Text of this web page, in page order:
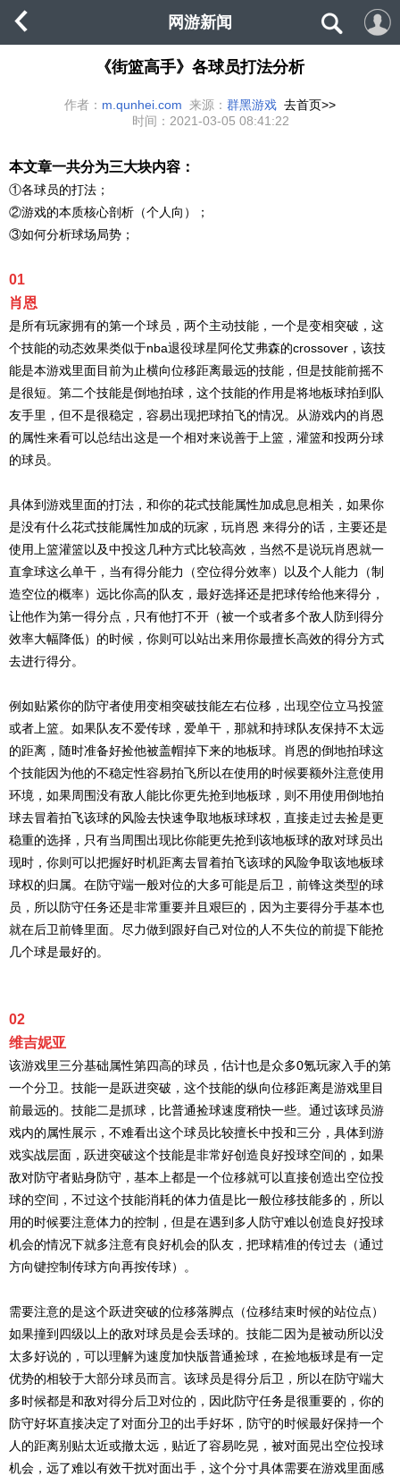
网游新闻
《街篮高手》各球员打法分析
作者： m.qunhei.com 来源： 群黑游戏 去首页>>
时间： 2021-03-05 08:41:22
本文章一共分为三大块内容：
①各球员的打法；
②游戏的本质核心剖析（个人向）；
③如何分析球场局势；
01
肖恩
是所有玩家拥有的第一个球员，两个主动技能，一个是变相突破，这
个技能的动态效果类似于nba退役球星阿伦艾弗森的crossover，该技
能是本游戏里面目前为止横向位移距离最远的技能，但是技能前摇不
是很短。第二个技能是倒地拍球，这个技能的作用是将地板球拍到队
友手里，但不是很稳定，容易出现把球拍飞的情况。从游戏内的肖恩
的属性来看可以总结出这是一个相对来说善于上篮，灌篮和投两分球
的球员。
具体到游戏里面的打法，和你的花式技能属性加成息息相关，如果你
是没有什么花式技能属性加成的玩家，玩肖恩 来得分的话，主要还是
使用上篮灌篮以及中投这几种方式比较高效，当然不是说玩肖恩就一
直拿球这么单干，当有得分能力（空位得分效率）以及个人能力（制
造空位的概率）远比你高的队友，最好选择还是把球传给他来得分，
让他作为第一得分点，只有他打不开（被一个或者多个敌人防到得分
效率大幅降低）的时候，你则可以站出来用你最擅长高效的得分方式
去进行得分。
例如贴紧你的防守者使用变相突破技能左右位移，出现空位立马投篮
或者上篮。如果队友不爱传球，爱单干，那就和持球队友保持不太远
的距离，随时准备好捡他被盖帽掉下来的地板球。肖恩的倒地拍球这
个技能因为他的不稳定性容易拍飞所以在使用的时候要额外注意使用
环境，如果周围没有敌人能比你更先抢到地板球，则不用使用倒地拍
球去冒着拍飞该球的风险去快速争取地板球球权，直接走过去捡是更
稳重的选择，只有当周围出现比你能更先抢到该地板球的敌对球员出
现时，你则可以把握好时机距离去冒着拍飞该球的风险争取该地板球
球权的归属。在防守端一般对位的大多可能是后卫，前锋这类型的球
员，所以防守任务还是非常重要并且艰巨的，因为主要得分手基本也
就在后卫前锋里面。尽力做到跟好自己对位的人不失位的前提下能抢
几个球是最好的。
02
维吉妮亚
该游戏里三分基础属性第四高的球员，估计也是众多0氪玩家入手的第
一个分卫。技能一是跃进突破，这个技能的纵向位移距离是游戏里目
前最远的。技能二是抓球，比普通捡球速度稍快一些。通过该球员游
戏内的属性展示，不难看出这个球员比较擅长中投和三分，具体到游
戏实战层面，跃进突破这个技能是非常好创造良好投球空间的，如果
敌对防守者贴身防守，基本上都是一个位移就可以直接创造出空位投
球的空间，不过这个技能消耗的体力值是比一般位移技能多的，所以
用的时候要注意体力的控制，但是在遇到多人防守难以创造良好投球
机会的情况下就多注意有良好机会的队友，把球精准的传过去（通过
方向键控制传球方向再按传球）。
需要注意的是这个跃进突破的位移落脚点（位移结束时候的站位点）
如果撞到四级以上的敌对球员是会丢球的。技能二因为是被动所以没
太多好说的，可以理解为速度加快版普通捡球，在捡地板球是有一定
优势的相较于大部分球员而言。该球员是得分后卫，所以在防守端大
多时候都是和敌对得分后卫对位的，因此防守任务是很重要的，你的
防守好坏直接决定了对面分卫的出手好坏，防守的时候最好保持一个
人的距离别贴太近或撤太远，贴近了容易吃晃，被对面晃出空位投球
机会，远了难以有效干扰对面出手，这个分寸具体需要在游戏里面感